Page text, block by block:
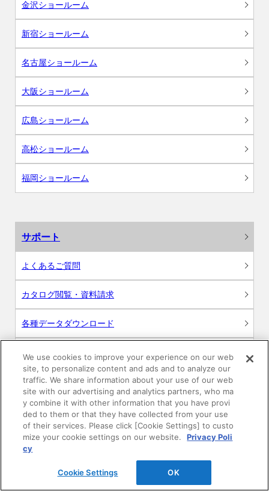
金沢ショールーム
新宿ショールーム
名古屋ショールーム
大阪ショールーム
広島ショールーム
高松ショールーム
福岡ショールーム
サポート
よくあるご質問
カタログ閲覧・資料請求
各種データダウンロード
WEB見積・各種シミュレーション
交換用部品の購入
修理・点検
お問い合わせ
We use cookies to improve your experience on our web
site, to personalize content and ads and to analyze our
traffic. We share information about your use of our web
site with our advertising and analytics partners, who ma
y combine it with other information that you have provi
ded to them or that they have collected from your use
of their services. Please click [Cookie Settings] to custo
mize your cookie settings on our website.
Privacy Poli
cy
Cookie Settings OK